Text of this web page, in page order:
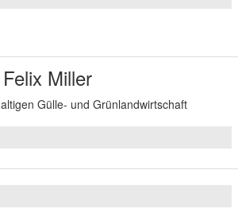
Miller
Gülle- und Grünlandwirtschaft